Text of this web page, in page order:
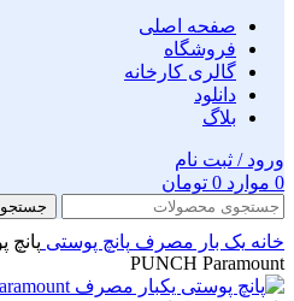
صفحه اصلی
فروشگاه
گالری کارخانه
دانلود
بلاگ
ورود / ثبت نام
0 موارد 0 تومان
جستجو
خانه یک بار مصرف پانچ پوستی
PUNCH Paramount